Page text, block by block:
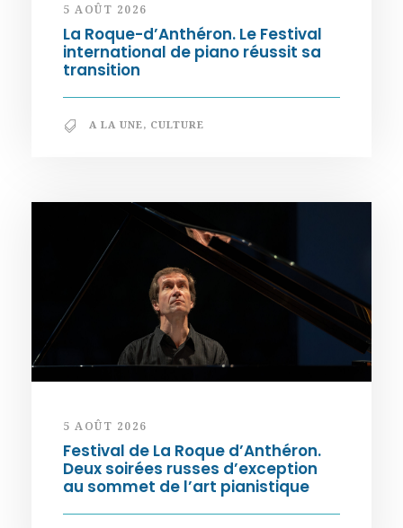
5 AOÛT 2026
La Roque-d’Anthéron. Le Festival
international de piano réussit sa
transition
A LA UNE, CULTURE
5 AOÛT 2026
Festival de La Roque d’Anthéron.
Deux soirées russes d’exception
au sommet de l’art pianistique